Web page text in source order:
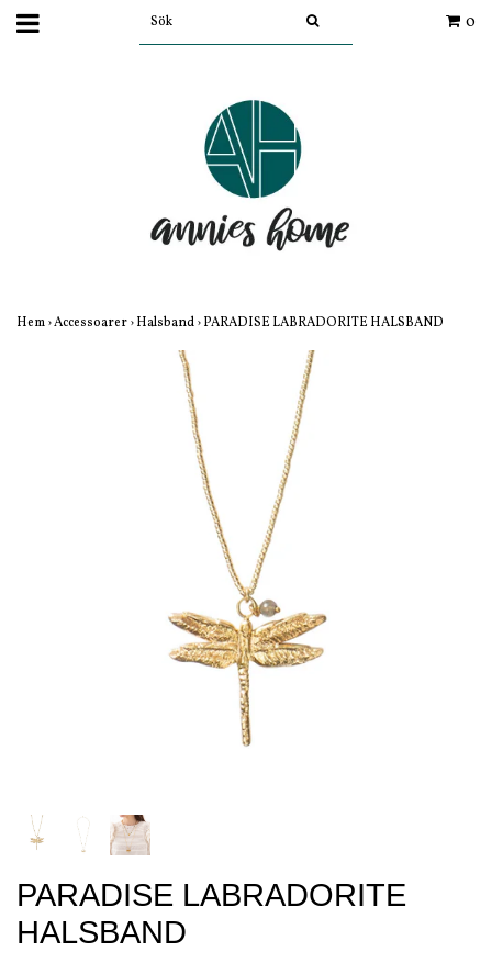
0
Hem›Accessoarer›Halsband›PARADISE LABRADORITE HALSBAND
PARADISE LABRADORITE
HALSBAND